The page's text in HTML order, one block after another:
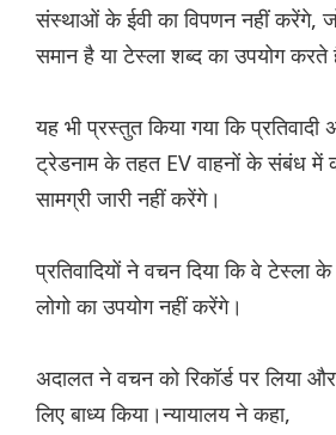
संस्थाओं के ईवी का विपणन नहीं करेंगे,
समान है या टेस्ला शब्द का उपयोग करते
यह भी प्रस्तुत किया गया कि प्रतिवादी
ट्रेडनाम के तहत EV वाहनों के संबंध में
सामग्री जारी नहीं करेंगे।
प्रतिवादियों ने वचन दिया कि वे टेस्ला
लोगो का उपयोग नहीं करेंगे।
अदालत ने वचन को रिकॉर्ड पर लिया
लिए बाध्य किया।न्यायालय ने कहा,